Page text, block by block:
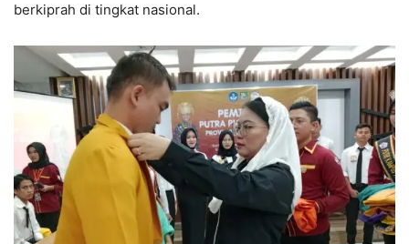
berkiprah di tingkat nasional.